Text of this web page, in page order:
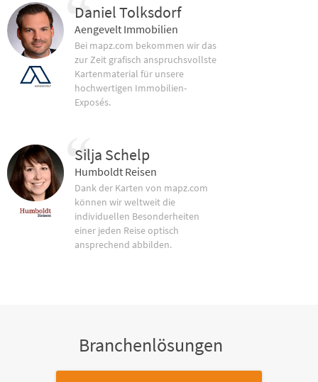
Daniel Tolksdorf
Aengevelt Immobilien
Bei mapz.com bekommen wir das
zur Zeit grafisch anspruchsvollste
Kartenmaterial für unsere
hochwertigen Immobilien-
Exposés.
Silja Schelp
Humboldt Reisen
Dank der Karten von mapz.com
können wir weltweit die
individuellen Besonderheiten
einer jeden Reise optisch
ansprechend abbilden.
Branchenlösungen